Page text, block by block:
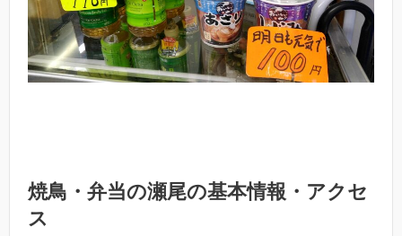
焼鳥・弁当の瀬尾の基本情報・アクセ
ス